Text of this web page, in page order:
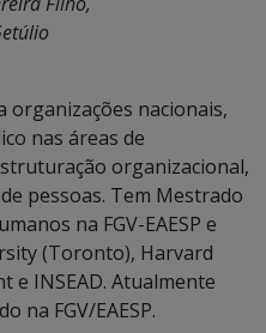
nacionais,
nas áreas de
organizacional,
pessoas. Tem Mestrado
na FGV-EAESP e
(Toronto), Harvard
e INSEAD. Atualmente
na FGV/EAESP.